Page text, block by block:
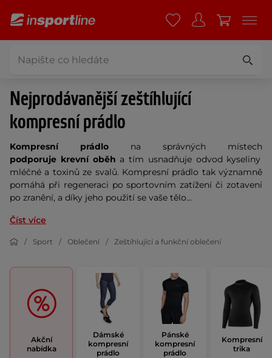
Nejprodávanější zeštíhlující
kompresní prádlo
Kompresní prádlo na správných místech
podporuje krevní oběh a tím usnadňuje odvod kyseliny
mléčné a toxinů ze svalů. Kompresní prádlo tak významně
pomáhá při regeneraci po sportovním zatížení či zotavení
po zranění, a díky jeho použití se vaše tělo...
Číst více
Sport Oblečení Zeštíhlující a funkční oblečení
Akční
nabídka
Dámské
kompresní
prádlo
Pánské
kompresní
prádlo
Kompresní
trika